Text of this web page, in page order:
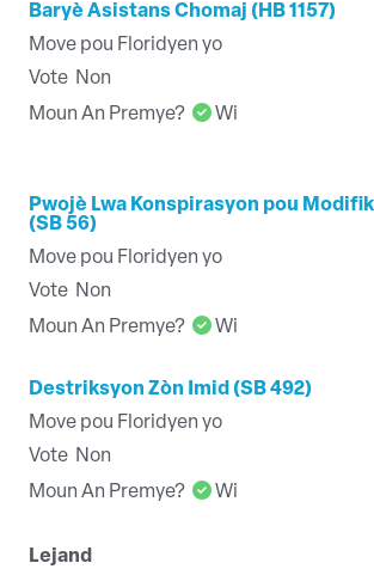
Baryè Asistans Chomaj (HB 1157)
Move pou Floridyen yo
Vote Non
Moun An Premye?
Wi
Pwojè Lwa Konspirasyon pou
(SB 56)
Move pou Floridyen yo
Vote Non
Moun An Premye?
Wi
Destriksyon Zòn Imid (SB 492)
Move pou Floridyen yo
Vote Non
Moun An Premye?
Wi
Lejand